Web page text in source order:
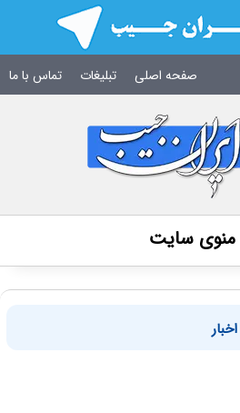
صفحه اصلی تبلیغات تماس با ما
سایت